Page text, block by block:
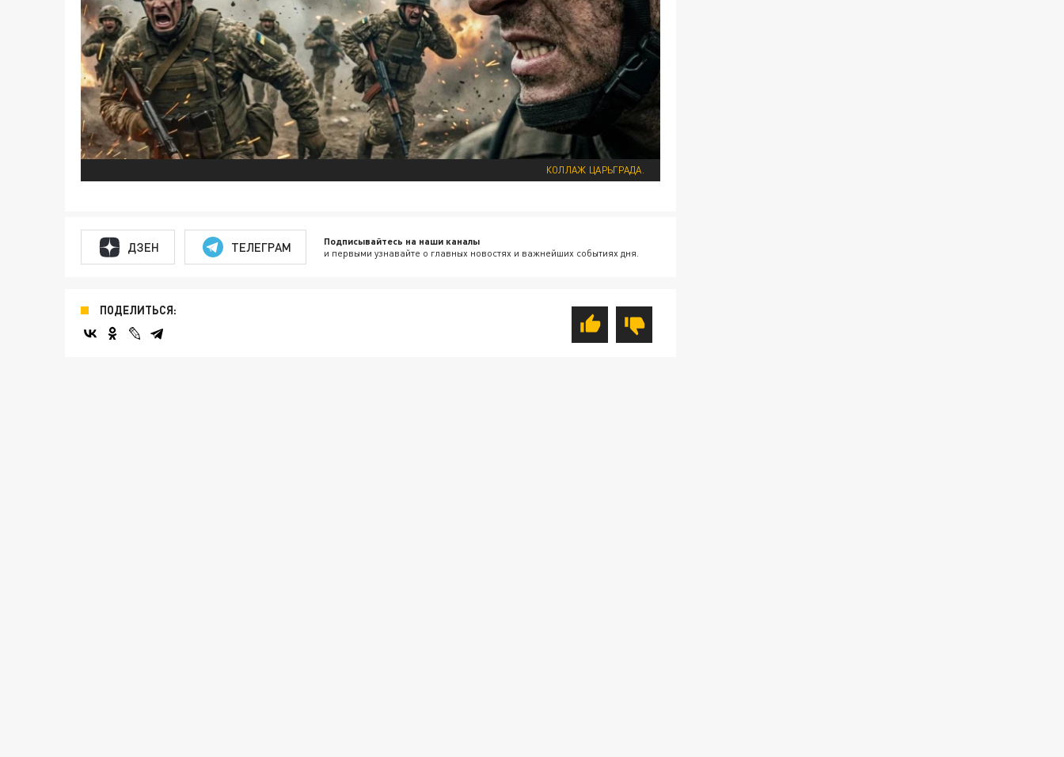
КОЛЛАЖ ЦАРЬГРАДА.
ДЗЕН ТЕЛЕГРАМ Подписывайтесь на наши каналы
и первыми узнавайте о главных новостях и важнейших событиях дня.
ПОДЕЛИТЬСЯ: